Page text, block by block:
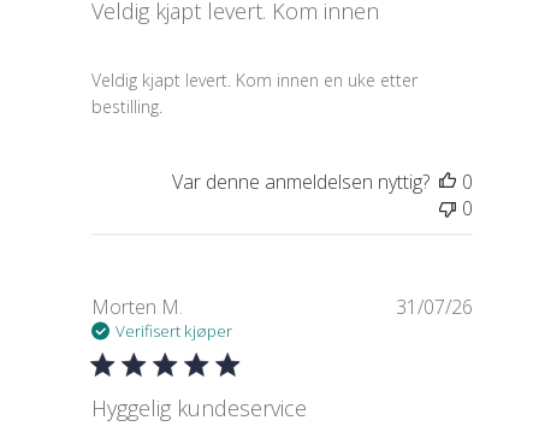
Veldig kjapt levert. Kom innen
Veldig kjapt levert. Kom innen en uke etter
bestilling.
read more about review content Veldig kjapt
Var denne anmeldelsen nyttig?
0
0
Morten M.
Verifisert kjøper
Hyggelig kundeservice
31/07/26